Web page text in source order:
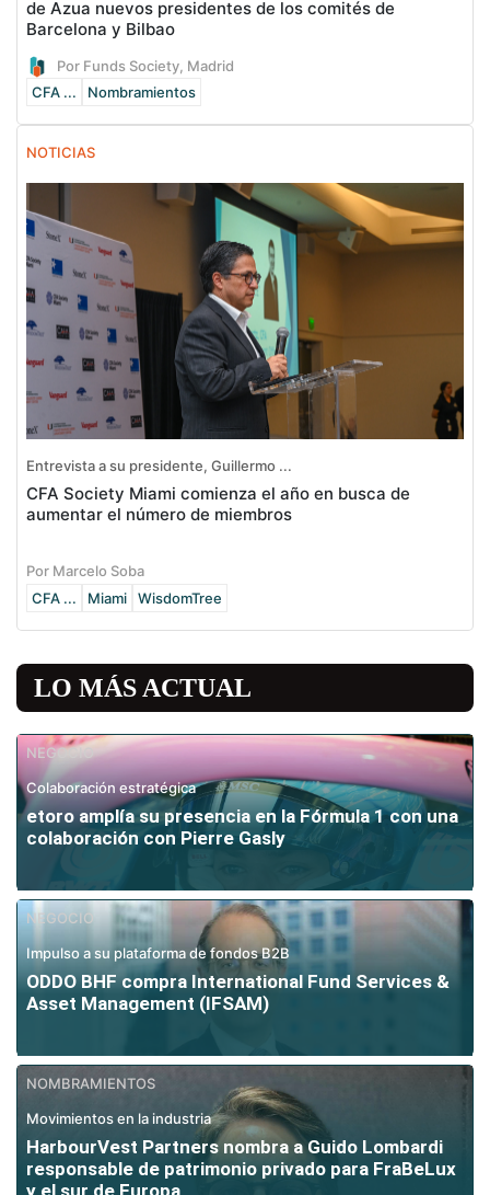
de Azua nuevos presidentes de los comités de
Barcelona y Bilbao
Por Funds Society, Madrid
CFA ...
Nombramientos
NOTICIAS
Entrevista a su presidente, Guillermo ...
CFA Society Miami comienza el año en busca de
aumentar el número de miembros
Por Marcelo Soba
CFA ...
Miami WisdomTree
LO MÁS ACTUAL
NEGOCIO
Colaboración estratégica
etoro amplía su presencia en la Fórmula 1 con una
colaboración con Pierre Gasly
NEGOCIO
Impulso a su plataforma de fondos B2B
ODDO BHF compra International Fund Services &
Asset Management (IFSAM)
NOMBRAMIENTOS
Movimientos en la industria
HarbourVest Partners nombra a Guido Lombardi
responsable de patrimonio privado para FraBeLux
y el sur de Europa